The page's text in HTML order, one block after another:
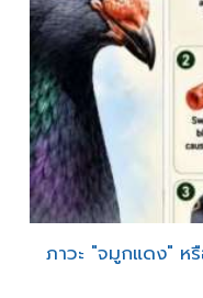
ภาวะ "จมูกแดง" ห